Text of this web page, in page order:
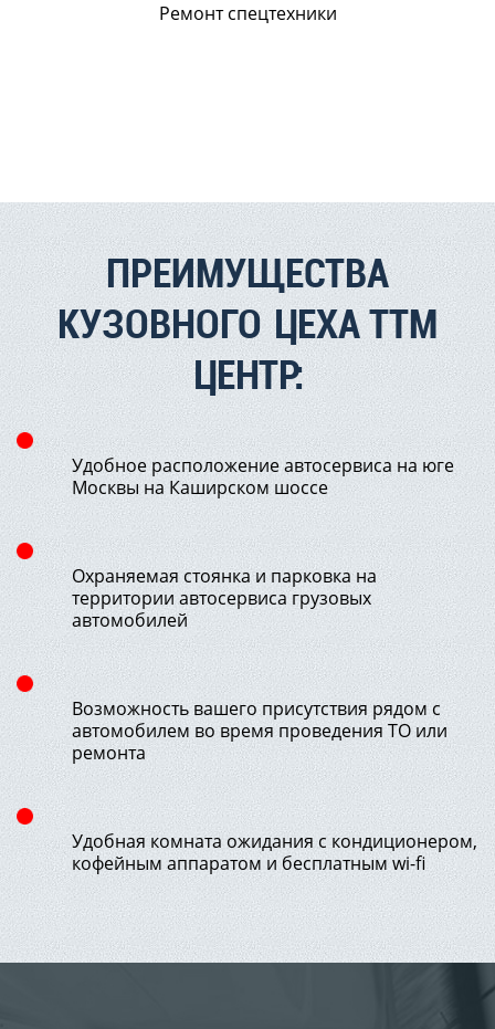
Ремонт спецтехники
ПРЕИМУЩЕСТВА
КУЗОВНОГО ЦЕХА ТТМ
ЦЕНТР:
Удобное расположение автосервиса на юге
Москвы на Каширском шоссе
Охраняемая стоянка и парковка на
территории автосервиса грузовых
автомобилей
Возможность вашего присутствия рядом с
автомобилем во время проведения ТО или
ремонта
Удобная комната ожидания с кондиционером,
кофейным аппаратом и бесплатным wi-fi